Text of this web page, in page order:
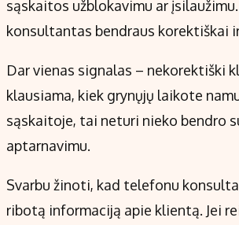
sąskaitos užblokavimu ar
konsultantas bendraus korektiškai
Dar vienas signalas – nekorektiški
klausiama, kiek grynųjų laikote
sąskaitoje, tai neturi nieko bendro
aptarnavimu.
Svarbu žinoti, kad telefonu
ribotą informaciją apie klientą. Jei